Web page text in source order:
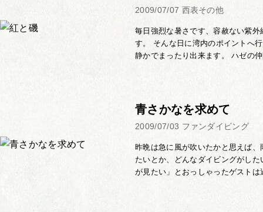
2009/07/07 西表その他
毎日強烈な暑さです、容赦ない紫
す。 そんな日に湾内のポイントへ
静かでまったり出来ます。 ハゼの
青さかなを求めて
2009/07/03 ファンダイビング
昨晩は急に風が吹いたかと思えば
たいとか、どんなダイビングがし
が見たい」とおっしゃったゲスト